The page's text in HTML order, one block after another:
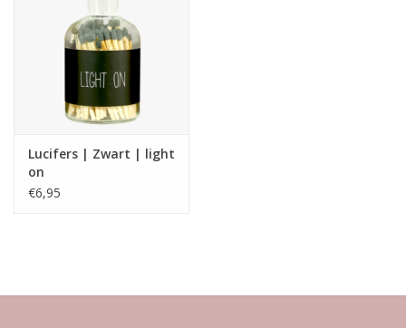
Lucifers | Zwart | light
on
€6,95